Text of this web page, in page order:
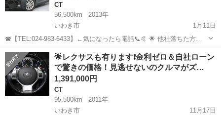
CT
56,500km
2013年
いわき市
1月11日
☎【TEL:024-983-6433】←気になったら電話📞🤙 🌟 他社落ちた方、
オトロンは見捨てません 🌟 💰 金利ゼロで夢のクルマをGET 💰 今回の
お車はこちら🚗 https://www.otoron.j...
福島 いわき市 CT オトロン
🌟レクサスも有ります❗金利ゼロ＆自社ローン
で驚きの価格！見逃せないのクルマがズ…
1,391,000円
CT
95,500km
2011年
いわき市
11月17日